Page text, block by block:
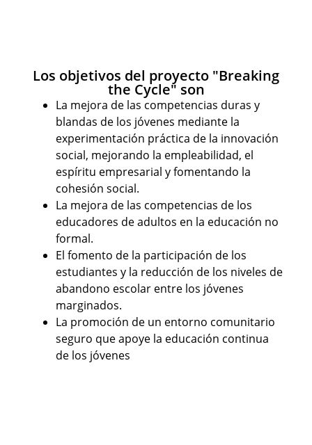
Los objetivos del proyecto "Breaking
the Cycle" son
La mejora de las competencias duras y
blandas de los jóvenes mediante la
experimentación práctica de la innovación
social, mejorando la empleabilidad, el
espíritu empresarial y fomentando la
cohesión social.
La mejora de las competencias de los
educadores de adultos en la educación no
formal.
El fomento de la participación de los
estudiantes y la reducción de los niveles de
abandono escolar entre los jóvenes
marginados.
La promoción de un entorno comunitario
seguro que apoye la educación continua
de los jóvenes